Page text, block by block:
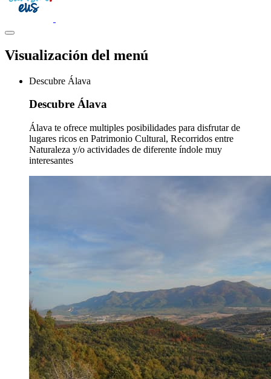
Visualización del menú
Descubre Álava
Descubre Álava
Álava te ofrece multiples posibilidades para disfrutar de
lugares ricos en Patrimonio Cultural, Recorridos entre
Naturaleza y/o actividades de diferente índole muy
interesantes